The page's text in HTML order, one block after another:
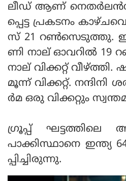
ലീഡ് ആണ്
പ്പെട്ട പ്രകടനം
സ് 21 റൺസെടുത്തു.
ണി നാല് ഓവറിൽ 19
നാല് വിക്കറ്റ്
മൂന്ന് വിക്കറ്റ്. നന്ദിനി
ർമ ഒരു വിക്കറ്റും
ഗ്രൂപ്പ് ഘട്ടത്തിലെ
പാക്കിസ്ഥാനെ
പ്പിച്ചിരുന്നു.